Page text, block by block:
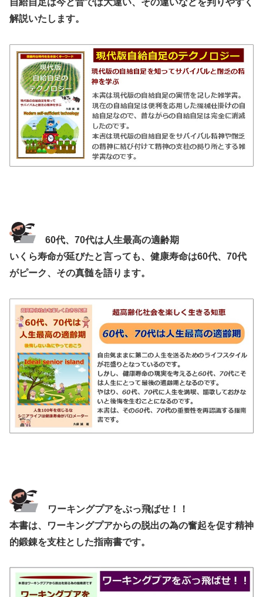
自給自足は今と昔では大違い、その違いなどを判りやすく
解説いたします。
60代、70代は人生最高の適齢期
いくら寿命が延びたと言っても、健康寿命は60代、70代
がピーク、その真髄を語ります。
ワーキングプアをぶっ飛ばせ！！
本書は、ワーキングプアからの脱出の為の奮起を促す精神
的鍛錬を支柱とした指南書です。